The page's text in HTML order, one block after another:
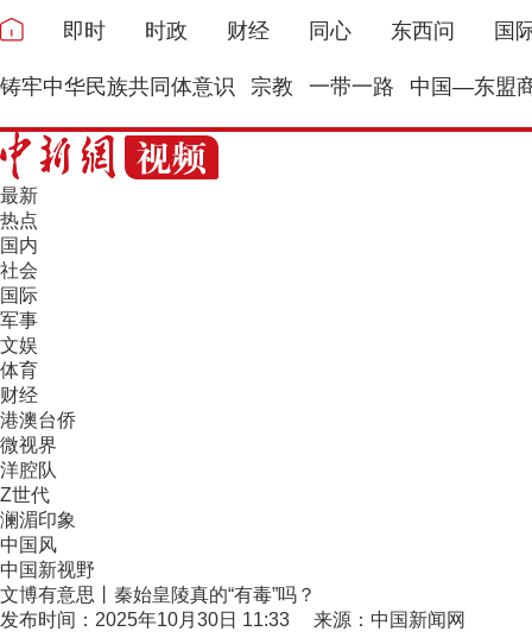
即时 时政 财经 同心 东西问 国
铸牢中华民族共同体意识 宗教 一带一路 中国—东盟
最新
热点
国内
社会
国际
军事
文娱
体育
财经
港澳台侨
微视界
洋腔队
Z世代
澜湄印象
中国风
中国新视野
文博有意思丨秦始皇陵真的“有毒”吗？
发布时间：2025年10月30日 11:33 来源：中国新闻网